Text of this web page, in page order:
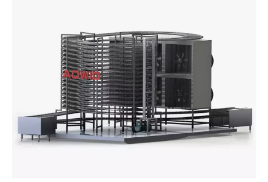
Almacenamiento en frío
Compresor de tornillo de amoníaco
Congelador de placa de contacto
Congelador rápido fluidizado